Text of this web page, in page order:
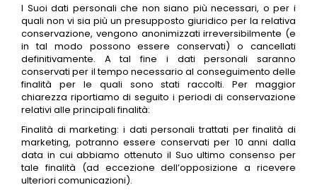
I Suoi dati personali che non siano più necessari, o per i
quali non vi sia più un presupposto giuridico per la relativa
conservazione, vengono anonimizzati irreversibilmente (e
in tal modo possono essere conservati) o cancellati
definitivamente. A tal fine i dati personali saranno
conservati per il tempo necessario al conseguimento delle
finalità per le quali sono stati raccolti. Per maggior
chiarezza riportiamo di seguito i periodi di conservazione
relativi alle principali finalità:
Finalità di marketing: i dati personali trattati per finalità di
marketing, potranno essere conservati per 10 anni dalla
data in cui abbiamo ottenuto il Suo ultimo consenso per
tale finalità (ad eccezione dell’opposizione a ricevere
ulteriori comunicazioni).